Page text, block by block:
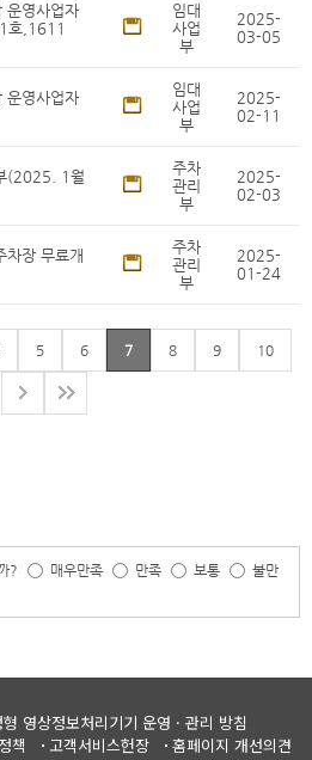
운영사업자
호,1611
임대
사업
부
2025-
03-05
운영사업자
임대
사업
부
2025-
02-11
(2025. 1월
주차
관리
부
2025-
02-03
장 무료개
주차
관리
부
2025-
01-24
5 6 7 8 9 10
? 매우만족 만족 보통
불만
형 영상정보처리기기 운영 · 관리 방침
책 고객서비스헌장 홈페이지 개선의견